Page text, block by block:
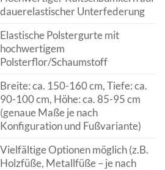
dauerelastischer Unterfederung
Elastische Polstergurte mit
hochwertigem
Polsterflor/Schaumstoff
Breite: ca. 150-160 cm, Tiefe: ca.
90-100 cm, Höhe: ca. 85-95 cm
(genaue Maße je nach
Konfiguration und Fußvariante)
Vielfältige Optionen möglich (z.B.
Holzfüße, Metallfüße – je nach